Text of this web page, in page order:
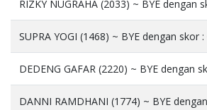
RIZKY NUGRAHA (2033) ~ BYE dengan
SUPRA YOGI (1468) ~ BYE dengan skor :
DEDENG GAFAR (2220) ~ BYE dengan
DANNI RAMDHANI (1774) ~ BYE